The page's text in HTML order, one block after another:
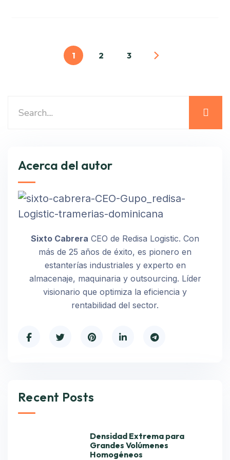
1 2 3
Acerca del autor
Sixto Cabrera CEO de Redisa Logistic. Con
más de 25 años de éxito, es pionero en
estanterías industriales y experto en
almacenaje, maquinaria y outsourcing. Líder
visionario que optimiza la eficiencia y
rentabilidad del sector.
Recent Posts
Densidad Extrema para
Grandes Volúmenes
Homogéneos